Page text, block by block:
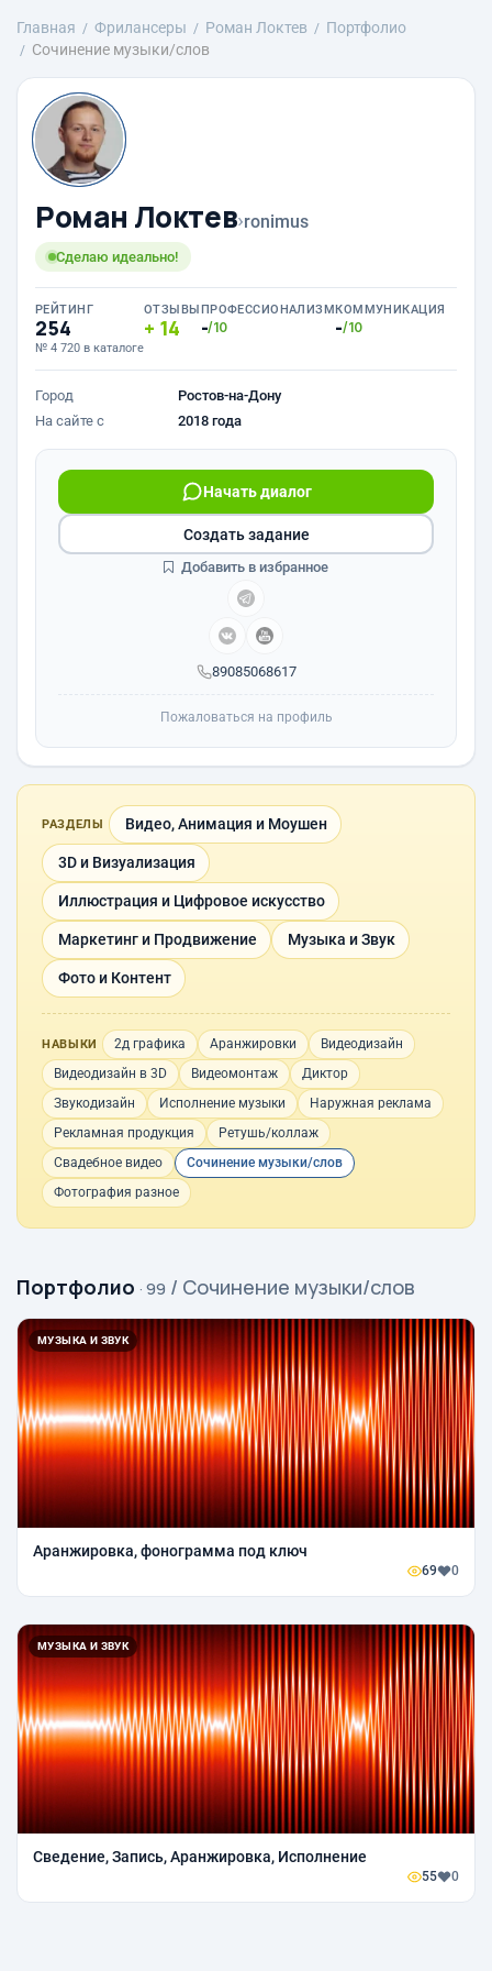
Главная Фрилансеры Роман Локтев
Портфолио
Сочинение музыки/слов
Роман Локтев›ronimus
Сделаю идеально!
РЕЙТИНГ
254
№ 4 720 в каталоге
ОТЗЫВЫ
14
ПРОФЕССИОНАЛИЗМ
-/10
КОММУНИКАЦИЯ
-/10
Город
Ростов-на-Дону
На сайте с
2018 года
89085068617
Начать диалог
Создать задание
Добавить в избранное
Пожаловаться на профиль
РАЗДЕЛЫ Видео, Анимация и Моушен
3D и Визуализация
Иллюстрация и Цифровое искусство
Маркетинг и Продвижение Музыка и Звук
Фото и Контент
НАВЫКИ 2д графика Аранжировки
Видеодизайн
Видеодизайн в 3D
Видеомонтаж
Диктор
Звукодизайн
Исполнение музыки
Наружная реклама
Рекламная продукция
Ретушь/коллаж
Свадебное видео
Сочинение музыки/слов
Фотография разное
Портфолио · 99 / Сочинение музыки/слов
МУЗЫКА И ЗВУК
Аранжировка, фонограмма под ключ
69 0
МУЗЫКА И ЗВУК
Сведение, Запись, Аранжировка, Исполнение
55 0